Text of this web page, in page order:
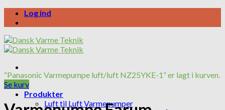
Skip
Log ind
Produkter
Luft til Luft Varmepumper
“Panasonic Varmepumpe luft/luft NZ25YKE-1” er lagt i kurven.
Se kurv